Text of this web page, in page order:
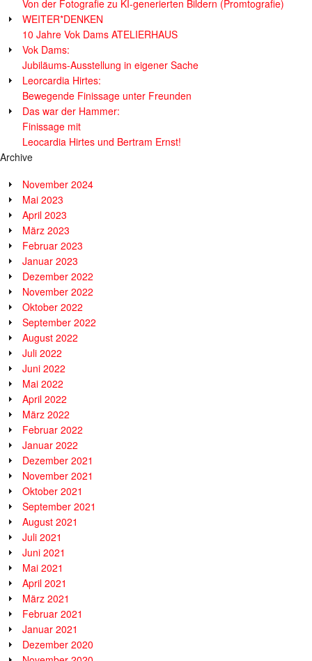
Von der Fotografie zu KI-generierten Bildern (Promtografie)
WEITER*DENKEN
10 Jahre Vok Dams ATELIERHAUS
Vok Dams:
Jubiläums-Ausstellung in eigener Sache
Leorcardia Hirtes:
Bewegende Finissage unter Freunden
Das war der Hammer:
Finissage mit
Leocardia Hirtes und Bertram Ernst!
Archive
November 2024
Mai 2023
April 2023
März 2023
Februar 2023
Januar 2023
Dezember 2022
November 2022
Oktober 2022
September 2022
August 2022
Juli 2022
Juni 2022
Mai 2022
April 2022
März 2022
Februar 2022
Januar 2022
Dezember 2021
November 2021
Oktober 2021
September 2021
August 2021
Juli 2021
Juni 2021
Mai 2021
April 2021
März 2021
Februar 2021
Januar 2021
Dezember 2020